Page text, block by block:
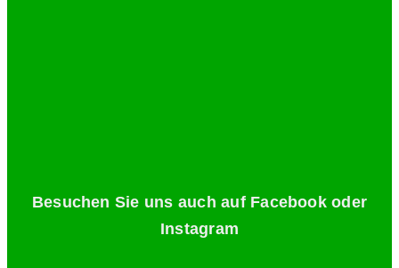
Besuchen Sie uns auch auf Facebook oder
Instagram